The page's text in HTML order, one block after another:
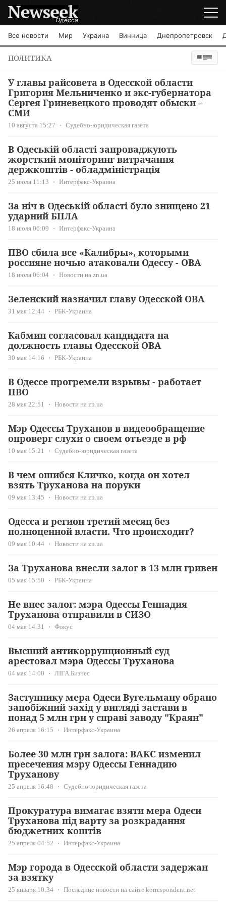
Одесса
Все новости Мир Украина Винница Днепропетровск
ПОЛИТИКА
У главы райсовета в Одесской области
Григория Мельниченко и экс-губернатора
Сергея Гриневецкого проводят обыски –
СМИ
10 августа 15:27 Судебно-юридическая газета
В Одеській області запроваджують
жорсткий моніторинг витрачання
держкоштів - обладміністрація
25 июля 11:13 Интерфакс-Украина
За ніч в Одеській області було знищено 21
ударний БПЛА
18 июля 06:09 Интерфакс-Украина
ПВО сбила все «Калибры», которыми
россияне ночью атаковали Одессу - ОВА
18 июля 06:04 Новости на zn.ua
Зеленский назначил главу Одесской ОВА
31 мая 12:44 РБК-Украина
Кабмин согласовал кандидата на
должность главы Одесской ОВА
30 мая 14:16 РБК-Украина
В Одессе прогремели взрывы - работает
ПВО
28 мая 22:51 Новости на zn.ua
Мэр Одессы Труханов в видеообращение
опроверг слухи о своем отъезде в рф
10 мая 15:21 Судебно-юридическая газета
В чем ошибся Кличко, когда он хотел
взять Труханова на поруки
09 мая 13:45 Новости на zn.ua
Одесса и регион третий месяц без
полноценной власти. Что происходит?
09 мая 10:44 Новости на zn.ua
За Труханова внесли залог в 13 млн гривен
05 мая 15:50 РБК-Украина
Не внес залог: мэра Одессы Геннадия
Труханова отправили в СИЗО
04 мая 14:31 Фокус
Высший антикоррупционный суд
арестовал мэра Одессы Труханова
04 мая 14:00 ЛІГА.Бизнес
Заступнику мера Одеси Вугельману обрано
запобіжний захід у вигляді застави в
понад 5 млн грн у справі заводу "Краян"
26 апреля 16:15 Интерфакс-Украина
Более 30 млн грн залога: ВАКС изменил
пресечения мэру Одессы Геннадию
Труханову
25 апреля 16:48 Судебно-юридическая газета
Прокуратура вимагає взяти мера Одеси
Труханова під варту за розкрадання
бюджетних коштів
25 апреля 04:52 Интерфакс-Украина
Мэр города в Одесской области задержан
за взятку
25 января 10:34 Последние новости на сайте korrespondent.net